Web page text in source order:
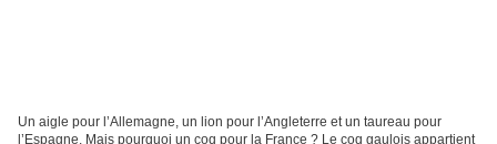
Un aigle pour l’Allemagne, un lion pour l’Angleterre et un taureau pour
l’Espagne. Mais pourquoi un coq pour la France ? Le coq gaulois appartient